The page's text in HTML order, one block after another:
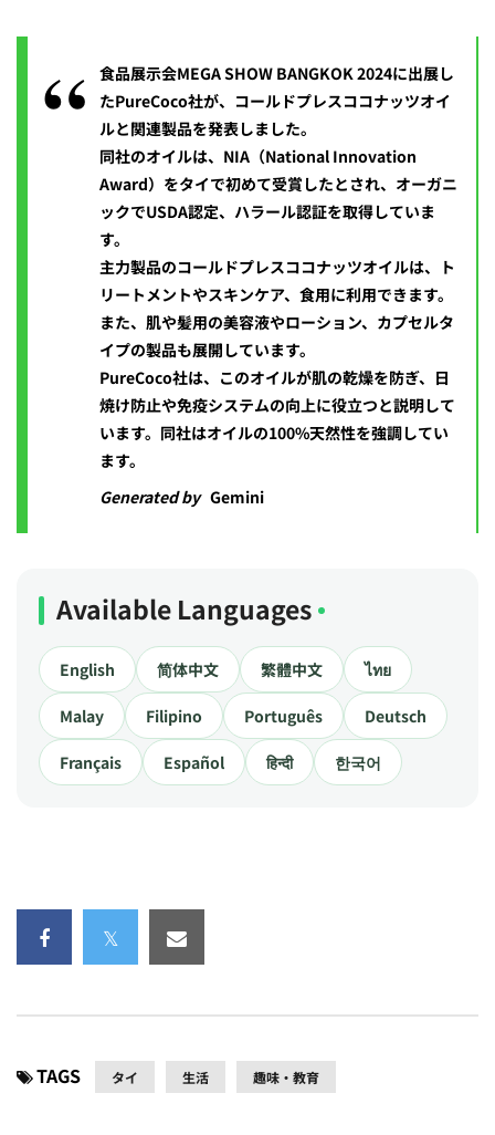
食品展示会MEGA SHOW BANGKOK 2024に出展し
たPureCoco社が、コールドプレスココナッツオイ
ルと関連製品を発表しました。
同社のオイルは、NIA（National Innovation
Award）をタイで初めて受賞したとされ、オーガニ
ックでUSDA認定、ハラール認証を取得していま
す。
主力製品のコールドプレスココナッツオイルは、ト
リートメントやスキンケア、食用に利用できます。
また、肌や髪用の美容液やローション、カプセルタ
イプの製品も展開しています。
PureCoco社は、このオイルが肌の乾燥を防ぎ、日
焼け防止や免疫システムの向上に役立つと説明して
います。同社はオイルの100%天然性を強調してい
ます。
Generated by Gemini
Available Languages
English 简体中文 繁體中文 ไทย
Malay Filipino Português Deutsch
Français Español हिन्दी 한국어
TAGS タイ 生活 趣味・教育